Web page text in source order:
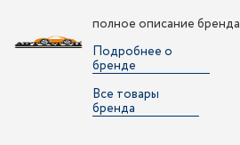
полное описание бренда
Подробнее о
бренде
Все товары
бренда